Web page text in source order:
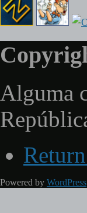
Alguma
Powered by WordPress